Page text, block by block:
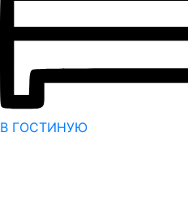
В ГОСТИНУЮ